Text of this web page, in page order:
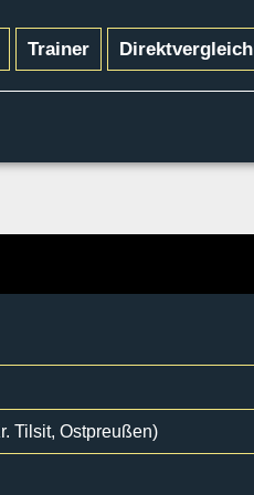
Trainer Direktvergleich
Tilsit, Ostpreußen)